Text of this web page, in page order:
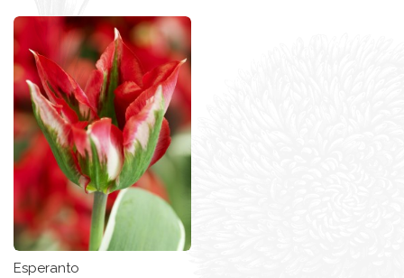
Esperanto